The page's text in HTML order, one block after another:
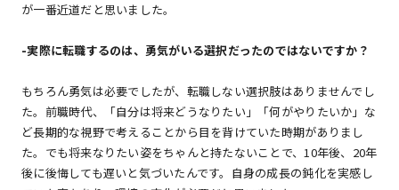
が一番近道だと思いました。
-実際に転職するのは、勇気がいる選択だったのではないですか？
もちろん勇気は必要でしたが、転職しない選択肢はありませんでし
た。前職時代、「自分は将来どうなりたい」「何がやりたいか」な
ど長期的な視野で考えることから目を背けていた時期がありまし
た。でも将来なりたい姿をちゃんと持たないことで、10年後、20年
後に後悔しても遅いと気づいたんです。自身の成長の鈍化を実感し